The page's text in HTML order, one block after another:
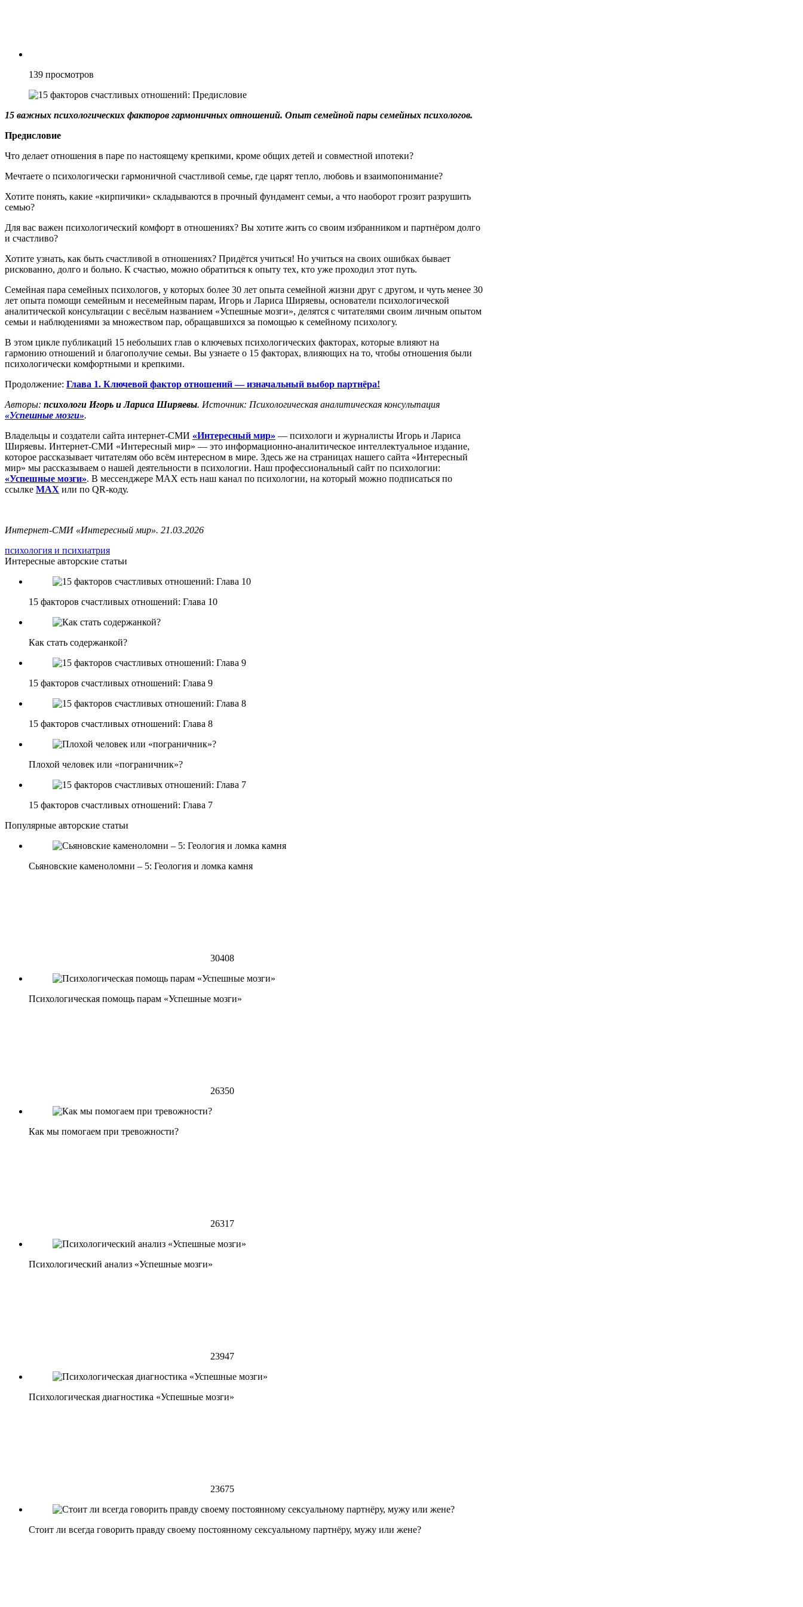
139 просмотров
15 важных психологических факторов гармоничных отношений. Опыт семейной пары семейных психологов.
Предисловие
Что делает отношения в паре по настоящему крепкими, кроме общих детей и совместной ипотеки?
Мечтаете о психологически гармоничной счастливой семье, где царят тепло, любовь и взаимопонимание?
Хотите понять, какие «кирпичики» складываются в прочный фундамент семьи, а что наоборот грозит разрушить
семью?
Для вас важен психологический комфорт в отношениях? Вы хотите жить со своим избранником и партнёром долго
и счастливо?
Хотите узнать, как быть счастливой в отношениях? Придётся учиться! Но учиться на своих ошибках бывает
рискованно, долго и больно. К счастью, можно обратиться к опыту тех, кто уже проходил этот путь.
Семейная пара семейных психологов, у которых более 30 лет опыта семейной жизни друг с другом, и чуть менее 30
лет опыта помощи семейным и несемейным парам, Игорь и Лариса Ширяевы, основатели психологической
аналитической консультации с весёлым названием «Успешные мозги», делятся с читателями своим личным опытом
семьи и наблюдениями за множеством пар, обращавшихся за помощью к семейному психологу.
В этом цикле публикаций 15 небольших глав о ключевых психологических факторах, которые влияют на
гармонию отношений и благополучие семьи. Вы узнаете о 15 факторах, влияющих на то, чтобы отношения были
психологически комфортными и крепкими.
Продолжение: Глава 1. Ключевой фактор отношений — изначальный выбор партнёра!
Авторы: психологи Игорь и Лариса Ширяевы. Источник: Психологическая аналитическая консультация
«Успешные мозги».
Владельцы и создатели сайта интернет-СМИ «Интересный мир» — психологи и журналисты Игорь и Лариса
Ширяевы. Интернет-СМИ «Интересный мир» — это информационно-аналитическое интеллектуальное издание,
которое рассказывает читателям обо всём интересном в мире. Здесь же на страницах нашего сайта «Интересный
мир» мы рассказываем о нашей деятельности в психологии. Наш профессиональный сайт по психологии:
«Успешные мозги». В мессенджере MAX есть наш канал по психологии, на который можно подписаться по
ссылке MAX или по QR-коду.
Интернет-СМИ «Интересный мир». 21.03.2026
психология и психиатрия
Интересные авторские статьи
15 факторов счастливых отношений: Глава 10
Как стать содержанкой?
15 факторов счастливых отношений: Глава 9
15 факторов счастливых отношений: Глава 8
Плохой человек или «пограничник»?
15 факторов счастливых отношений: Глава 7
Популярные авторские статьи
Сьяновские каменоломни – 5: Геология и ломка камня
30408
Психологическая помощь парам «Успешные мозги»
26350
Как мы помогаем при тревожности?
26317
Психологический анализ «Успешные мозги»
23947
Психологическая диагностика «Успешные мозги»
23675
Стоит ли всегда говорить правду своему постоянному сексуальному партнёру, мужу или жене?